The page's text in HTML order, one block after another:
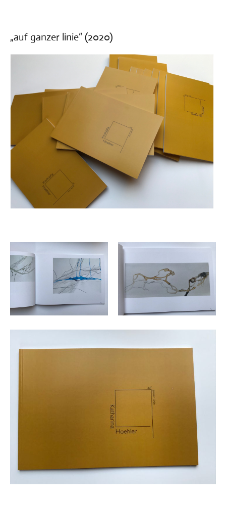
„auf ganzer linie“ (2020)